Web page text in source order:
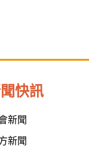
快訊
新聞
新聞